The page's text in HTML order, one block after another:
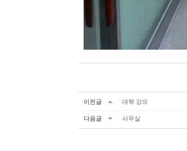
이전글 대학 강의
다음글 사무실